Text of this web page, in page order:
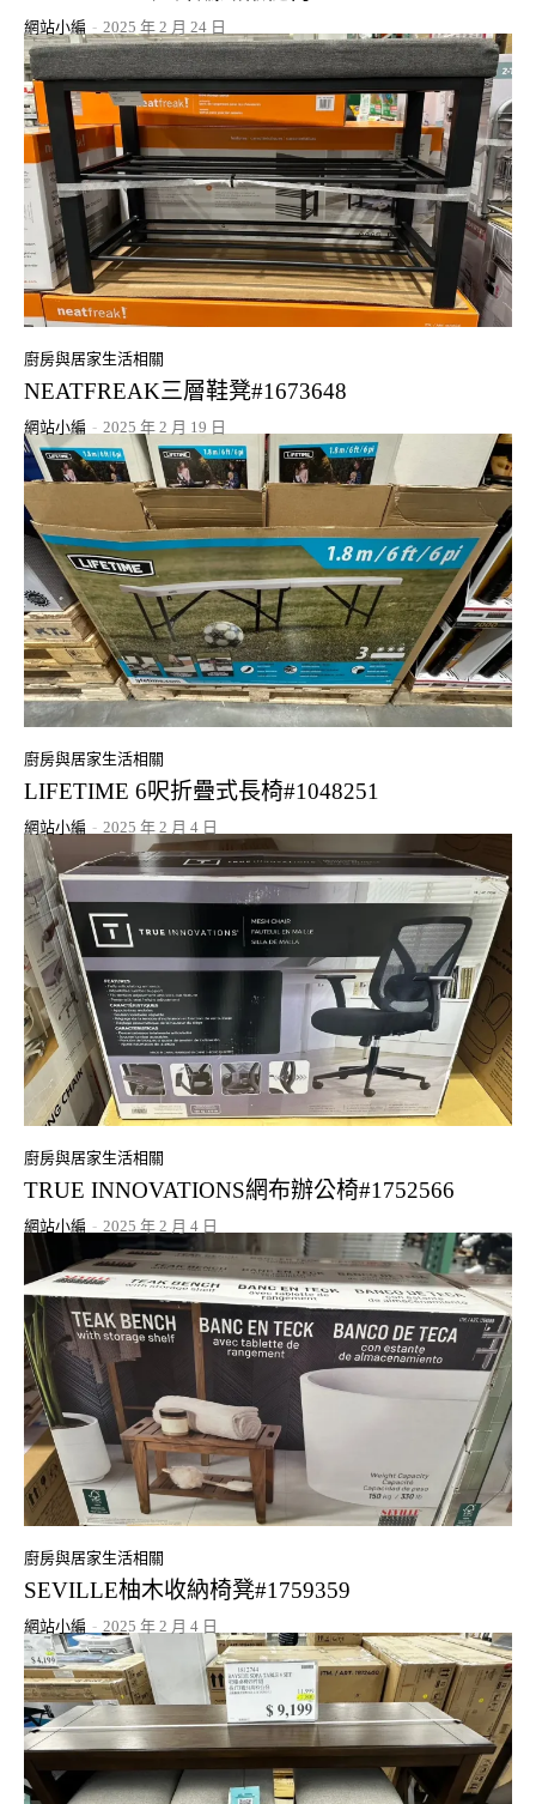
網站小編 - 2025 年 2 月 24 日
廚房與居家生活相關
NEATFREAK三層鞋凳#1673648
網站小編 - 2025 年 2 月 19 日
廚房與居家生活相關
LIFETIME 6呎折疊式長椅#1048251
網站小編 - 2025 年 2 月 4 日
廚房與居家生活相關
TRUE INNOVATIONS網布辦公椅#1752566
網站小編 - 2025 年 2 月 4 日
廚房與居家生活相關
SEVILLE柚木收納椅凳#1759359
網站小編 - 2025 年 2 月 4 日